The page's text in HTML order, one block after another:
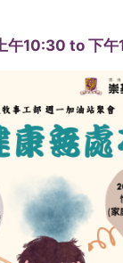
上午10:30 to 下